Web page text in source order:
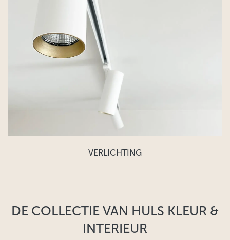
VERLICHTING
DE COLLECTIE VAN HULS KLEUR &
INTERIEUR